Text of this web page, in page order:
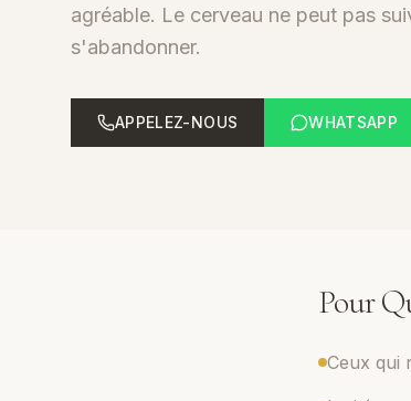
agréable. Le cerveau ne peut pas
s'abandonner.
APPELEZ-NOUS WHATSAPP
Pour
Ceux qui